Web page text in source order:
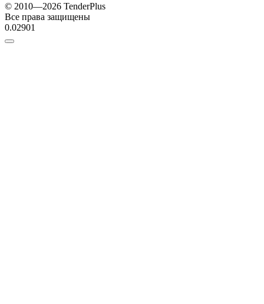
© 2010—2026 TenderPlus
Все права защищены
0.02901